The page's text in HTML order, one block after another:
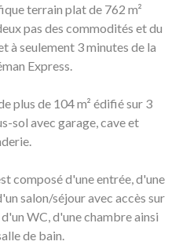
terrain plat de 762 m²
pas des commodités et du
à seulement 3 minutes de la
Express.
plus de 104 m² édifié sur 3
sol avec garage, cave et
composé d'une entrée, d'une
salon/séjour avec accès sur
WC, d'une chambre ainsi
de bain.